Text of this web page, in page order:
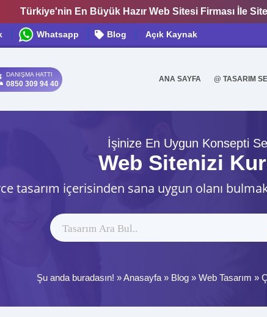
Türkiye'nin En Büyük Hazır Web Sitesi Firması İle
Whatsapp Blog Açık Kaynak
DANIŞMA HATTI
0850 309 94 40
ANA SAYFA @ TASARIM
İşinize En Uygun Konsepti
Web Sitenizi
tasarım içerisinden sana uygun olanı
Şu anda buradasın! »Anasayfa » Blog » Web Tasarım »